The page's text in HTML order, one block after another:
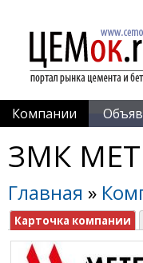
Компании
ЗМК
Главная »
Карточка компании